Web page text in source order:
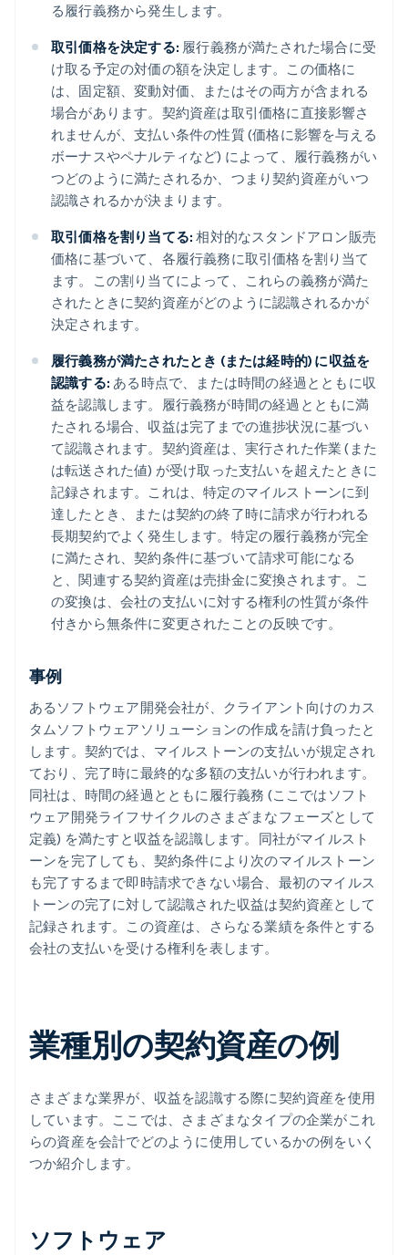
る履行義務から発生します。
取引価格を決定する: 履行義務が満たされた場合に受
け取る予定の対価の額を決定します。この価格に
は、固定額、変動対価、またはその両方が含まれる
場合があります。契約資産は取引価格に直接影響さ
れませんが、支払い条件の性質 (価格に影響を与える
ボーナスやペナルティなど) によって、履行義務がい
つどのように満たされるか、つまり契約資産がいつ
認識されるかが決まります。
取引価格を割り当てる: 相対的なスタンドアロン販売
価格に基づいて、各履行義務に取引価格を割り当て
ます。この割り当てによって、これらの義務が満た
されたときに契約資産がどのように認識されるかが
決定されます。
履行義務が満たされたとき (または経時的) に収益を
認識する: ある時点で、または時間の経過とともに収
益を認識します。履行義務が時間の経過とともに満
たされる場合、収益は完了までの進捗状況に基づい
て認識されます。契約資産は、実行された作業 (また
は転送された値) が受け取った支払いを超えたときに
記録されます。これは、特定のマイルストーンに到
達したとき、または契約の終了時に請求が行われる
長期契約でよく発生します。特定の履行義務が完全
に満たされ、契約条件に基づいて請求可能になる
と、関連する契約資産は売掛金に変換されます。こ
の変換は、会社の支払いに対する権利の性質が条件
付きから無条件に変更されたことの反映です。
事例
あるソフトウェア開発会社が、クライアント向けのカス
タムソフトウェアソリューションの作成を請け負ったと
します。契約では、マイルストーンの支払いが規定され
ており、完了時に最終的な多額の支払いが行われます。
同社は、時間の経過とともに履行義務 (ここではソフト
ウェア開発ライフサイクルのさまざまなフェーズとして
定義) を満たすと収益を認識します。同社がマイルスト
ーンを完了しても、契約条件により次のマイルストーン
も完了するまで即時請求できない場合、最初のマイルス
トーンの完了に対して認識された収益は契約資産として
記録されます。この資産は、さらなる業績を条件とする
会社の支払いを受ける権利を表します。
業種別の契約資産の例
さまざまな業界が、収益を認識する際に契約資産を使用
しています。ここでは、さまざまなタイプの企業がこれ
らの資産を会計でどのように使用しているかの例をいく
つか紹介します。
ソフトウェア